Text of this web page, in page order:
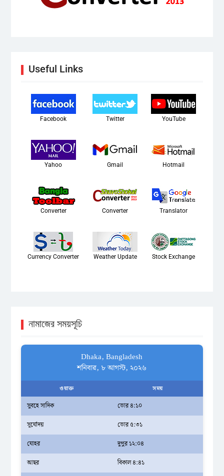
Useful Links
Facebook Twitter YouTube
Yahoo Gmail Hotmail
Converter Converter Translator
Currency Converter Weather Update Stock Exchange
নামাজের সময়সূচি
Dhaka, Bangladesh
শনিবার, ৮ আগস্ট, ২০২৬
ওয়াক্ত সময়
সুবহে সাদিক
ভোর ৪:১০
সূর্যোদয়
ভোর ৫:৩১
যোহর
দুপুর ১২:০৪
আছর
বিকাল ৪:৪১